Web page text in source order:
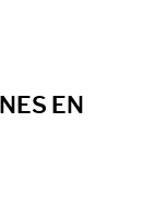
EN